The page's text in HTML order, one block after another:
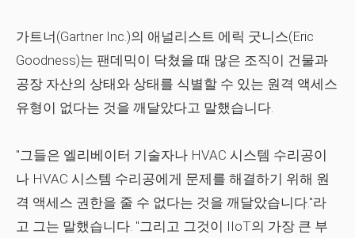
가트너(Gartner Inc.)의 애널리스트 에릭 굿니스(Eric
Goodness)는 팬데믹이 닥쳤을 때 많은 조직이 건물과
공장 자산의 상태와 상태를 식별할 수 있는 원격 액세스
유형이 없다는 것을 깨달았다고 말했습니다.
"그들은 엘리베이터 기술자나 HVAC 시스템 수리공이
나 HVAC 시스템 수리공에게 문제를 해결하기 위해 원
격 액세스 권한을 줄 수 없다는 것을 깨달았습니다."라
고 그는 말했습니다. "그리고 그것이 IIoT의 가장 큰 부